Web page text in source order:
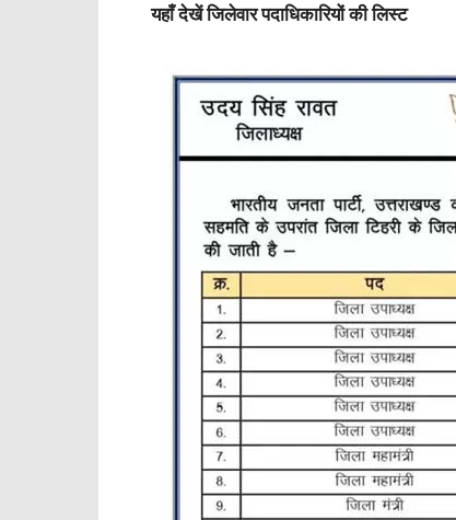
यहाँ देखें जिलेवार पदाधिकारियों की लिस्ट